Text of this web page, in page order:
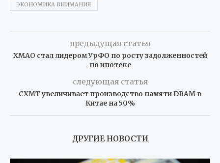
ЭКОНОМИКА ВНИМАНИЯ
предыдущая статья
ХМАО стал лидером УрФО по росту задолженностей
по ипотеке
следующая статья
CXMT увеличивает производство памяти DRAM в
Китае на 50%
ДРУГИЕ НОВОСТИ